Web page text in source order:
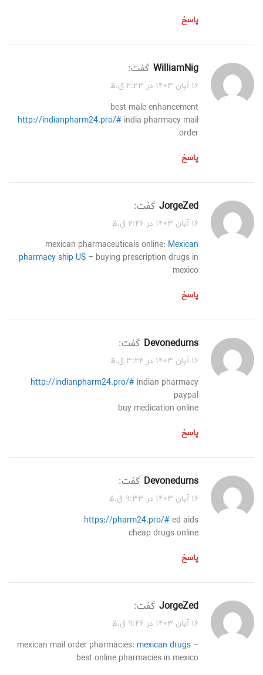
پاسخ
WilliamNig گفت:
۱۶ آبان ۱۴۰۳ در ۲:۲۳ ق.ظ
best male enhancement
http://indianpharm24.pro/# india pharmacy mail
order
پاسخ
JorgeZed گفت:
۱۶ آبان ۱۴۰۳ در ۲:۴۶ ق.ظ
mexican pharmaceuticals online: Mexican
pharmacy ship US – buying prescription drugs in
mexico
پاسخ
Devonedums گفت:
۱۶ آبان ۱۴۰۳ در ۳:۲۴ ق.ظ
http://indianpharm24.pro/# indian pharmacy
paypal
buy medication online
پاسخ
Devonedums گفت:
۱۶ آبان ۱۴۰۳ در ۹:۳۳ ق.ظ
https://pharm24.pro/#ed aids
cheap drugs online
پاسخ
JorgeZed گفت:
۱۶ آبان ۱۴۰۳ در ۹:۴۶ ق.ظ
mexican mail order pharmacies: mexican drugs –
best online pharmacies in mexico